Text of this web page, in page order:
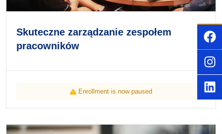
Skuteczne zarządzanie zespołem
pracowników
Enrollment is now paused